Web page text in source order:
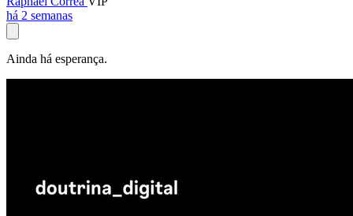
há 2 semanas
Ainda há esperança.